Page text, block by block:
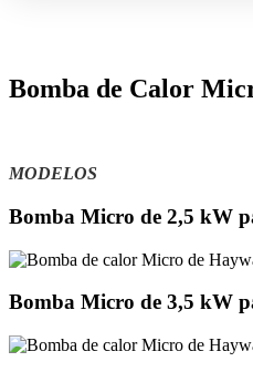
Bomba de Calor
MODELOS
Bomba Micro de 2,5 kW
Bomba Micro de 3,5 kW